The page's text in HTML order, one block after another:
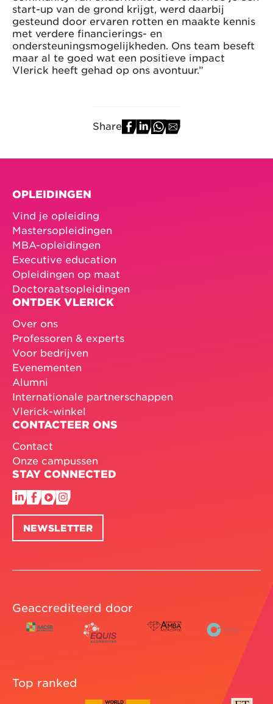
start-up van de grond krijgt, werd daarbij
gesteund door ervaren rotten en maakte kennis
met verdere financierings- en
ondersteuningsmogelijkheden. Ons team beseft
maar al te goed wat een positieve impact
Vlerick heeft gehad op ons avontuur.”
Share
OPLEIDINGEN
Vind je opleiding
Mastersopleidingen
MBA-opleidingen
Executive education
Opleidingen op maat
Doctoraatsopleidingen
ONTDEK VLERICK
Over ons
Professoren & experts
Voor bedrijven
Evenementen
Alumni
Internationale partnerschappen
Vlerick-winkel
CONTACTEER ONS
Contact
Onze campussen
STAY CONNECTED
NEWSLETTER
Geaccrediteerd door
Top ranked